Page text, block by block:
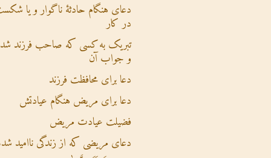
دعای هنگام حادثۀ ناگوار و یا
در کار
تبریک به کسی که صاحب فرزند
و جواب آن
دعا برای محافظت فرزند
دعا برای مریض هنگام عیادتش
فضیلت عیادت مریض
دعای مریضی که از زندگی ناامید